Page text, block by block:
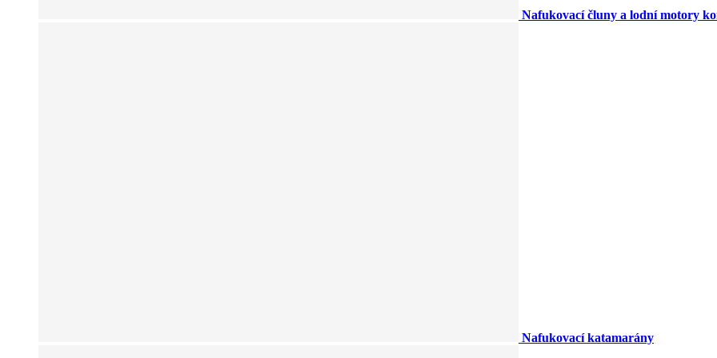
Nafukovací čluny a lodní motory
Nafukovací katamarány